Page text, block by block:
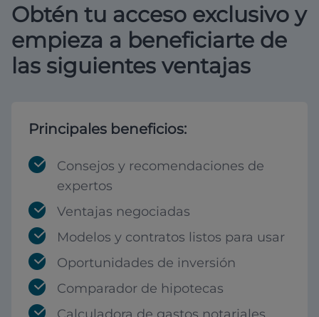
Obtén tu acceso exclusivo y
empieza a beneficiarte de
las siguientes ventajas
Principales beneficios:
Consejos y recomendaciones de
expertos
Ventajas negociadas
Modelos y contratos listos para usar
Oportunidades de inversión
Comparador de hipotecas